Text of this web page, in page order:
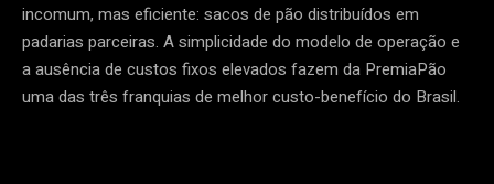
incomum, mas eficiente: sacos de pão distribuídos em
padarias parceiras. A simplicidade do modelo de operação e
a ausência de custos fixos elevados fazem da PremiaPão
uma das três franquias de melhor custo-benefício do Brasil.